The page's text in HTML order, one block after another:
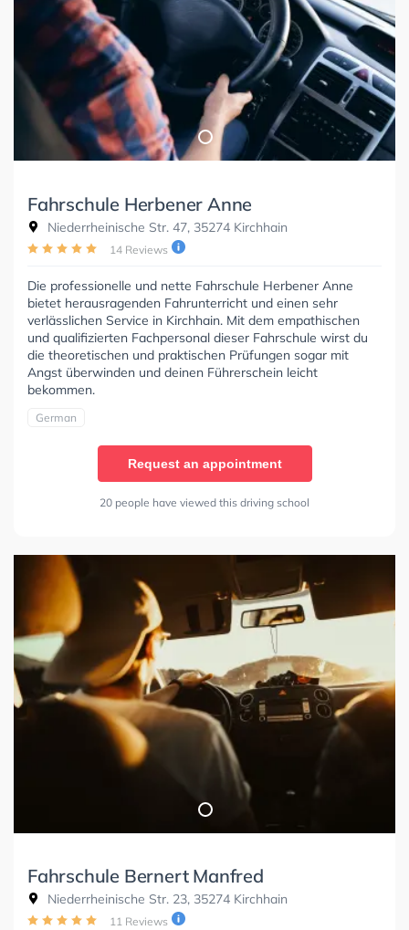
Fahrschule Herbener Anne
Niederrheinische Str. 47, 35274 Kirchhain
14 Reviews
Die professionelle und nette Fahrschule Herbener Anne
bietet herausragenden Fahrunterricht und einen sehr
verlässlichen Service in Kirchhain. Mit dem empathischen
und qualifizierten Fachpersonal dieser Fahrschule wirst du
die theoretischen und praktischen Prüfungen sogar mit
Angst überwinden und deinen Führerschein leicht
bekommen.
German
Request an appointment
20 people have viewed this driving school
Fahrschule Bernert Manfred
Niederrheinische Str. 23, 35274 Kirchhain
11 Reviews